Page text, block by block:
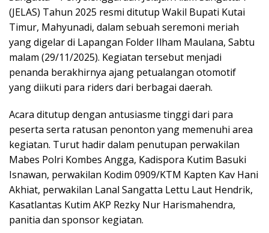
(JELAS) Tahun 2025 resmi ditutup Wakil Bupati Kutai
Timur, Mahyunadi, dalam sebuah seremoni meriah
yang digelar di Lapangan Folder Ilham Maulana, Sabtu
malam (29/11/2025). Kegiatan tersebut menjadi
penanda berakhirnya ajang petualangan otomotif
yang diikuti para riders dari berbagai daerah.
Acara ditutup dengan antusiasme tinggi dari para
peserta serta ratusan penonton yang memenuhi area
kegiatan. Turut hadir dalam penutupan perwakilan
Mabes Polri Kombes Angga, Kadispora Kutim Basuki
Isnawan, perwakilan Kodim 0909/KTM Kapten Kav Hani
Akhiat, perwakilan Lanal Sangatta Lettu Laut Hendrik,
Kasatlantas Kutim AKP Rezky Nur Harismahendra,
panitia dan sponsor kegiatan.